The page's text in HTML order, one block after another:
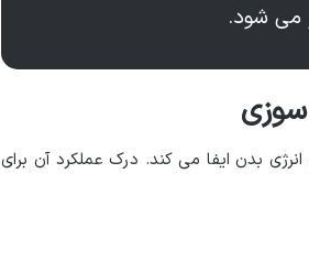
می شود.
سوزی
بدن ایفا می کند. درک عملکرد آن برای